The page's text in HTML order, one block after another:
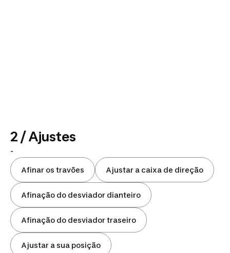
2 / Ajustes
-
Afinar os travões Ajustar a caixa de direção
Afinação do desviador dianteiro
Afinação do desviador traseiro
Ajustar a sua posição